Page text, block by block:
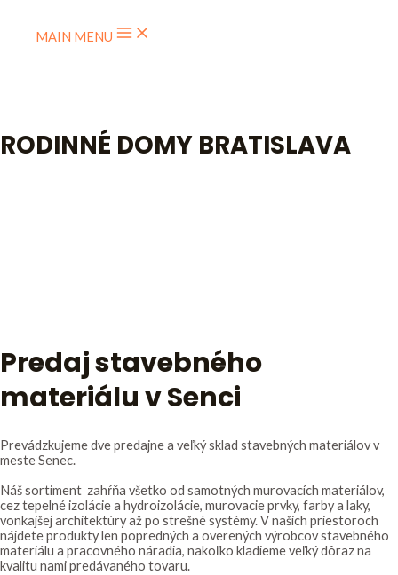
MAIN MENU
RODINNÉ DOMY BRATISLAVA
Predaj stavebného
materiálu v Senci
Prevádzkujeme dve predajne a veľký sklad stavebných materiálov v
meste Senec.
Náš sortiment zahŕňa všetko od samotných murovacích materiálov,
cez tepelné izolácie a hydroizolácie, murovacie prvky, farby a laky,
vonkajšej architektúry až po strešné systémy. V našich priestoroch
nájdete produkty len popredných a overených výrobcov stavebného
materiálu a pracovného náradia, nakoľko kladieme veľký dôraz na
kvalitu nami predávaného tovaru.